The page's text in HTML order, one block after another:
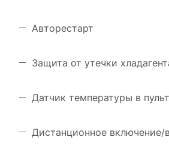
Авторестарт
Защита от утечки
Датчик температуры в
Дистанционное включение/